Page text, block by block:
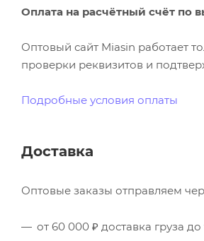
Оплата на расчётный счёт по
Оптовый сайт Miasin работает
проверки реквизитов и
Подробные условия оплаты
Доставка
Оптовые заказы отправляем
от 60 000 ₽ доставка груза